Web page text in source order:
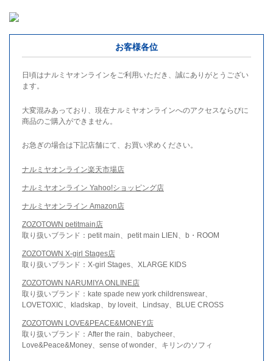
お客様各位
日頃はナルミヤオンラインをご利用いただき、誠にありがとうござい
ます。
大変混みあっており、現在ナルミヤオンラインへのアクセスならびに
商品のご購入ができません。
お急ぎの場合は下記店舗にて、お買い求めください。
ナルミヤオンライン楽天市場店
ナルミヤオンライン Yahoo!ショッピング店
ナルミヤオンライン Amazon店
ZOZOTOWN petitmain店
取り扱いブランド：petit main、petit main LIEN、b・ROOM
ZOZOTOWN X-girl Stages店
取り扱いブランド：X-girl Stages、XLARGE KIDS
ZOZOTOWN NARUMIYA ONLINE店
取り扱いブランド：kate spade new york childrenswear、
LOVETOXIC、kladskap、by loveit、Lindsay、BLUE CROSS
ZOZOTOWN LOVE&PEACE&MONEY店
取り扱いブランド：After the rain、babycheer、
Love&Peace&Money、sense of wonder、キリンのソフィ